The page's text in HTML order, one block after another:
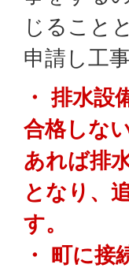
じること
申請し工
・ 排水設
合格しな
あれば排
となり、
す。
・ 町に